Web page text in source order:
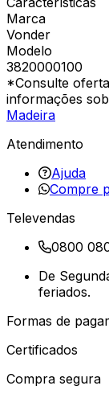
Marca
Vonder
Modelo
3820000100
*Consulte
informações
Madeira
Atendimento
Ajuda
Compre
Televendas
0800
De
feriados.
Formas de
Certificados
Compra segura